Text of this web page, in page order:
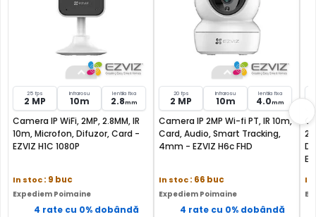
FILTRU IR MECANIC (ICR / IR Cut Fillter)
25 fps
2 MP
Infrarosu
10m
lentila fixa
2.8mm
Camera IP WiFi, 2MP, 2.8MM, IR
10m, Microfon, Difuzor, Card -
EZVIZ H1C 1080P
In stoc: 9 buc
Expediem Poimaine
4 rate cu 0% dobândă
20 fps
2 MP
Infrarosu
10m
lentila fixa
4.0mm
Camera IP 2MP Wi-fi PT, IR 10m,
Card, Audio, Smart Tracking,
4mm - EZVIZ H6c FHD
In stoc: 66 buc
Expediem Poimaine
4 rate cu 0% dobândă
In